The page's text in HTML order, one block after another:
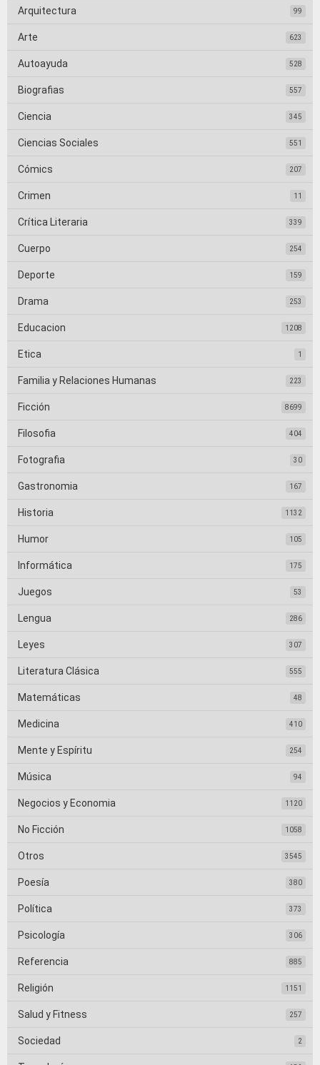
Arquitectura 99
Arte 623
Autoayuda 528
Biografias 557
Ciencia 345
Ciencias Sociales 551
Cómics 207
Crimen 11
Crítica Literaria 339
Cuerpo 254
Deporte 159
Drama 253
Educacion 1208
Etica 1
Familia y Relaciones Humanas 223
Ficción 8699
Filosofia 404
Fotografia 30
Gastronomia 167
Historia 1132
Humor 105
Informática 175
Juegos 53
Lengua 286
Leyes 307
Literatura Clásica 555
Matemáticas 48
Medicina 410
Mente y Espíritu 254
Música 94
Negocios y Economia 1120
No Ficción 1058
Otros 3545
Poesía 380
Política 373
Psicología 306
Referencia 885
Religión 1151
Salud y Fitness 257
Sociedad 2